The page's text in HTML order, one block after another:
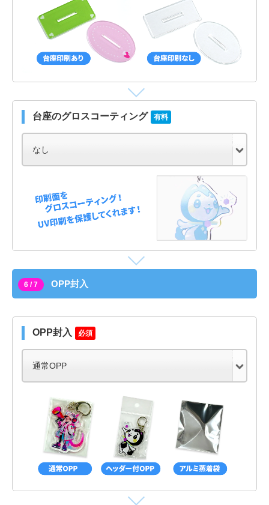
台座のグロスコーティング 有料
6 / 7 OPP封入
OPP封入 必須